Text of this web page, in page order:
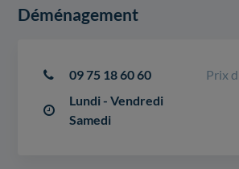
Déménagement
09 75 18 60 60
Prix
Lundi - Vendredi
Samedi